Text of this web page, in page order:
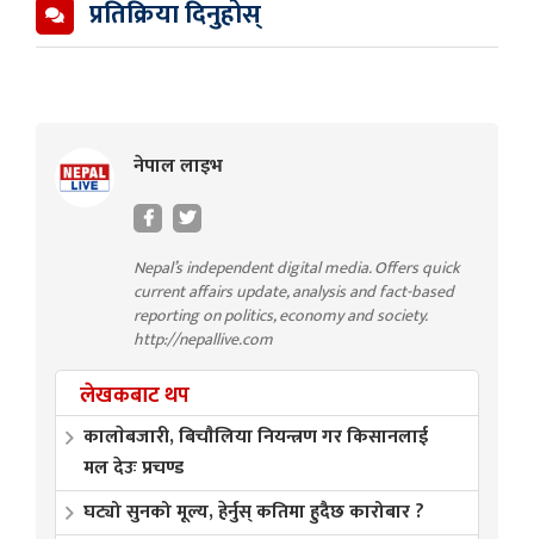
प्रतिक्रिया दिनुहोस्
नेपाल लाइभ
Nepal’s independent digital media. Offers quick
current affairs update, analysis and fact-based
reporting on politics, economy and society.
http://nepallive.com
लेखकबाट थप
कालाेबजारी, बिचाैलिया नियन्त्रण गर किसानलाई
मल देउः प्रचण्ड
घट्यो सुनको मूल्य, हेर्नुस् कतिमा हुदैछ कारोबार ?